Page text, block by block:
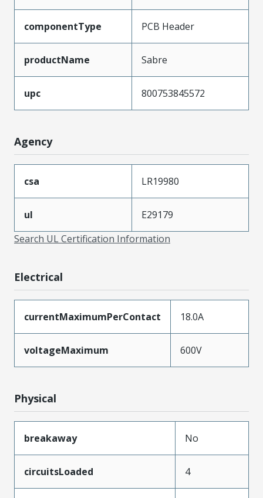
componentType PCB Header
productName Sabre
upc 800753845572
Agency
csa LR19980
ul
E29179
Search UL Certification Information
Electrical
currentMaximumPerContact 18.0A
voltageMaximum 600V
Physical
breakaway No
circuitsLoaded 4